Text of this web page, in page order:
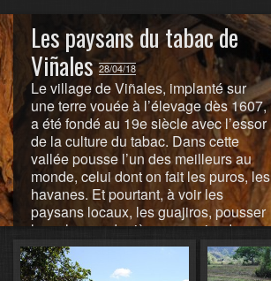
Les paysans du tabac de
Viñales28/04/18
Le village de Viñales, implanté sur
une terre vouée à l’élevage dès 1607,
a été fondé au 19e siècle avec l’essor
de la culture du tabac. Dans cette
vallée pousse l’un des meilleurs au
monde, celui dont on fait les puros, les
havanes. Et pourtant, à voir les
paysans locaux, les guajiros, pousser
leur charrue derrière une paire de
bœufs attelés, à observer les séchoirs
traditionnels (secadero) coiffés de leur